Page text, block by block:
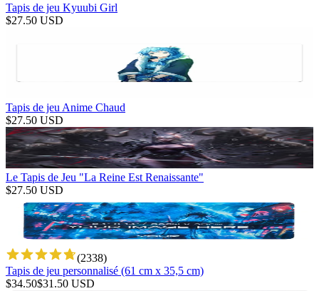
Tapis de jeu Kyuubi Girl
$27.50 USD
Tapis de jeu Anime Chaud
$27.50 USD
Le Tapis de Jeu "La Reine Est Renaissante"
$27.50 USD
(2338)
Tapis de jeu personnalisé (61 cm x 35,5 cm)
$34.50$31.50 USD